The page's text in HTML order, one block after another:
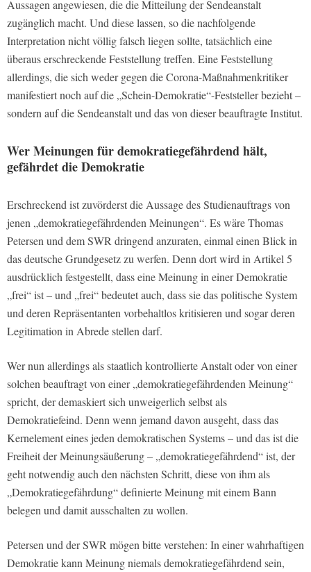
Aussagen angewiesen, die die Mitteilung der Sendeanstalt
zugänglich macht. Und diese lassen, so die nachfolgende
Interpretation nicht völlig falsch liegen sollte, tatsächlich eine
überaus erschreckende Feststellung treffen. Eine Feststellung
allerdings, die sich weder gegen die Corona-Maßnahmenkritiker
manifestiert noch auf die „Schein-Demokratie“-Feststeller bezieht –
sondern auf die Sendeanstalt und das von dieser beauftragte Institut.
Wer Meinungen für demokratiegefährdend hält,
gefährdet die Demokratie
Erschreckend ist zuvörderst die Aussage des Studienauftrags von
jenen „demokratiegefährdenden Meinungen“. Es wäre Thomas
Petersen und dem SWR dringend anzuraten, einmal einen Blick in
das deutsche Grundgesetz zu werfen. Denn dort wird in Artikel 5
ausdrücklich festgestellt, dass eine Meinung in einer Demokratie
„frei“ ist – und „frei“ bedeutet auch, dass sie das politische System
und deren Repräsentanten vorbehaltlos kritisieren und sogar deren
Legitimation in Abrede stellen darf.
Wer nun allerdings als staatlich kontrollierte Anstalt oder von einer
solchen beauftragt von einer „demokratiegefährdenden Meinung“
spricht, der demaskiert sich unweigerlich selbst als
Demokratiefeind. Denn wenn jemand davon ausgeht, dass das
Kernelement eines jeden demokratischen Systems – und das ist die
Freiheit der Meinungsäußerung – „demokratiegefährdend“ ist, der
geht notwendig auch den nächsten Schritt, diese von ihm als
„Demokratiegefährdung“ definierte Meinung mit einem Bann
belegen und damit ausschalten zu wollen.
Petersen und der SWR mögen bitte verstehen: In einer wahrhaftigen
Demokratie kann Meinung niemals demokratiegefährdend sein,